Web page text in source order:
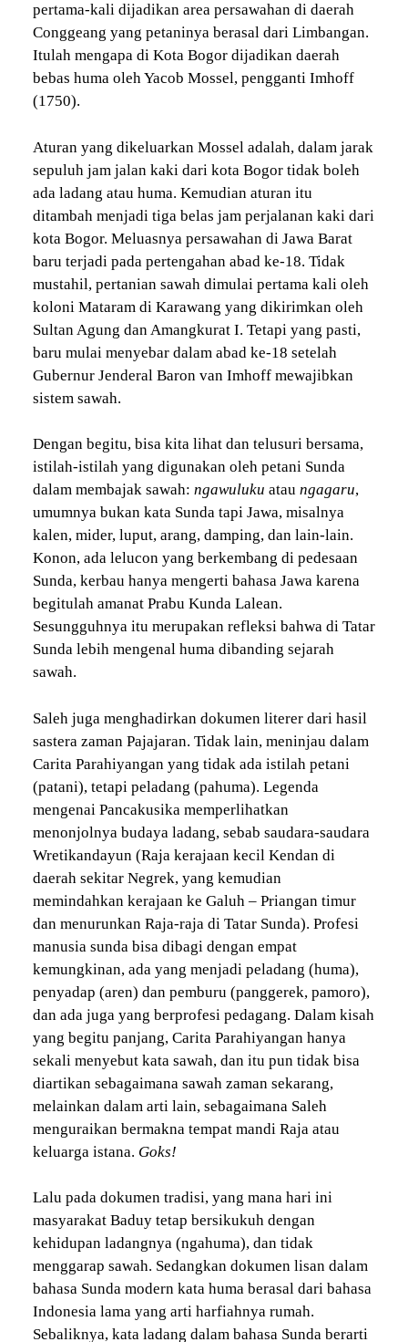
pertama-kali dijadikan area persawahan di daerah
Conggeang yang petaninya berasal dari Limbangan.
Itulah mengapa di Kota Bogor dijadikan daerah
bebas huma oleh Yacob Mossel, pengganti Imhoff
(1750).
Aturan yang dikeluarkan Mossel adalah, dalam jarak
sepuluh jam jalan kaki dari kota Bogor tidak boleh
ada ladang atau huma. Kemudian aturan itu
ditambah menjadi tiga belas jam perjalanan kaki dari
kota Bogor. Meluasnya persawahan di Jawa Barat
baru terjadi pada pertengahan abad ke-18. Tidak
mustahil, pertanian sawah dimulai pertama kali oleh
koloni Mataram di Karawang yang dikirimkan oleh
Sultan Agung dan Amangkurat I. Tetapi yang pasti,
baru mulai menyebar dalam abad ke-18 setelah
Gubernur Jenderal Baron van Imhoff mewajibkan
sistem sawah.
Dengan begitu, bisa kita lihat dan telusuri bersama,
istilah-istilah yang digunakan oleh petani Sunda
dalam membajak sawah: ngawuluku atau ngagaru,
umumnya bukan kata Sunda tapi Jawa, misalnya
kalen, mider, luput, arang, damping, dan lain-lain.
Konon, ada lelucon yang berkembang di pedesaan
Sunda, kerbau hanya mengerti bahasa Jawa karena
begitulah amanat Prabu Kunda Lalean.
Sesungguhnya itu merupakan refleksi bahwa di Tatar
Sunda lebih mengenal huma dibanding sejarah
sawah.
Saleh juga menghadirkan dokumen literer dari hasil
sastera zaman Pajajaran. Tidak lain, meninjau dalam
Carita Parahiyangan yang tidak ada istilah petani
(patani), tetapi peladang (pahuma). Legenda
mengenai Pancakusika memperlihatkan
menonjolnya budaya ladang, sebab saudara-saudara
Wretikandayun (Raja kerajaan kecil Kendan di
daerah sekitar Negrek, yang kemudian
memindahkan kerajaan ke Galuh – Priangan timur
dan menurunkan Raja-raja di Tatar Sunda). Profesi
manusia sunda bisa dibagi dengan empat
kemungkinan, ada yang menjadi peladang (huma),
penyadap (aren) dan pemburu (panggerek, pamoro),
dan ada juga yang berprofesi pedagang. Dalam kisah
yang begitu panjang, Carita Parahiyangan hanya
sekali menyebut kata sawah, dan itu pun tidak bisa
diartikan sebagaimana sawah zaman sekarang,
melainkan dalam arti lain, sebagaimana Saleh
menguraikan bermakna tempat mandi Raja atau
keluarga istana. Goks!
Lalu pada dokumen tradisi, yang mana hari ini
masyarakat Baduy tetap bersikukuh dengan
kehidupan ladangnya (ngahuma), dan tidak
menggarap sawah. Sedangkan dokumen lisan dalam
bahasa Sunda modern kata huma berasal dari bahasa
Indonesia lama yang arti harfiahnya rumah.
Sebaliknya, kata ladang dalam bahasa Sunda berarti